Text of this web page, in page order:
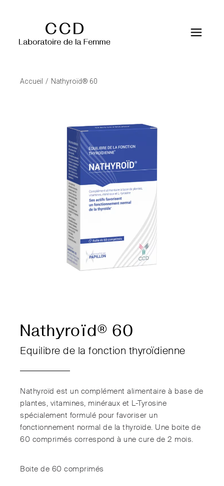
Accueil Nathyroïd® 60
Nathyroïd® 60
Equilibre de la fonction thyroïdienne
Nathyroïd est un complément alimentaire à base de
plantes, vitamines, minéraux et L-Tyrosine
spécialement formulé pour favoriser un
fonctionnement normal de la thyroïde. Une boite de
60 comprimés correspond à une cure de 2 mois.
Boite de 60 comprimés